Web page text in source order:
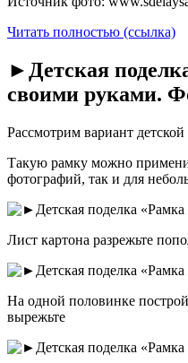
Читать полностью (ссылка)
►Детская
своими руками.
Рассмотрим вариант
Такую рамку можно
фотографий, так и для
Лист картона разрежьте
На одной половинке
вырежьте